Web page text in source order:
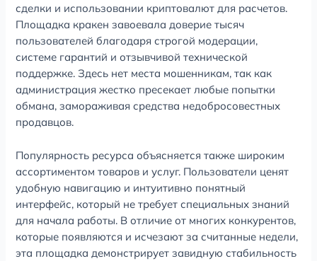
сделки и использовании криптовалют для расчетов.
Площадка кракен завоевала доверие тысяч
пользователей благодаря строгой модерации,
системе гарантий и отзывчивой технической
поддержке. Здесь нет места мошенникам, так как
администрация жестко пресекает любые попытки
обмана, замораживая средства недобросовестных
продавцов.
Популярность ресурса объясняется также широким
ассортиментом товаров и услуг. Пользователи ценят
удобную навигацию и интуитивно понятный
интерфейс, который не требует специальных знаний
для начала работы. В отличие от многих конкурентов,
которые появляются и исчезают за считанные недели,
эта площадка демонстрирует завидную стабильность